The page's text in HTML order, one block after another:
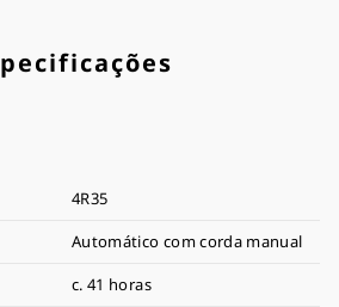
4R35
Automático com corda manual
c. 41 horas